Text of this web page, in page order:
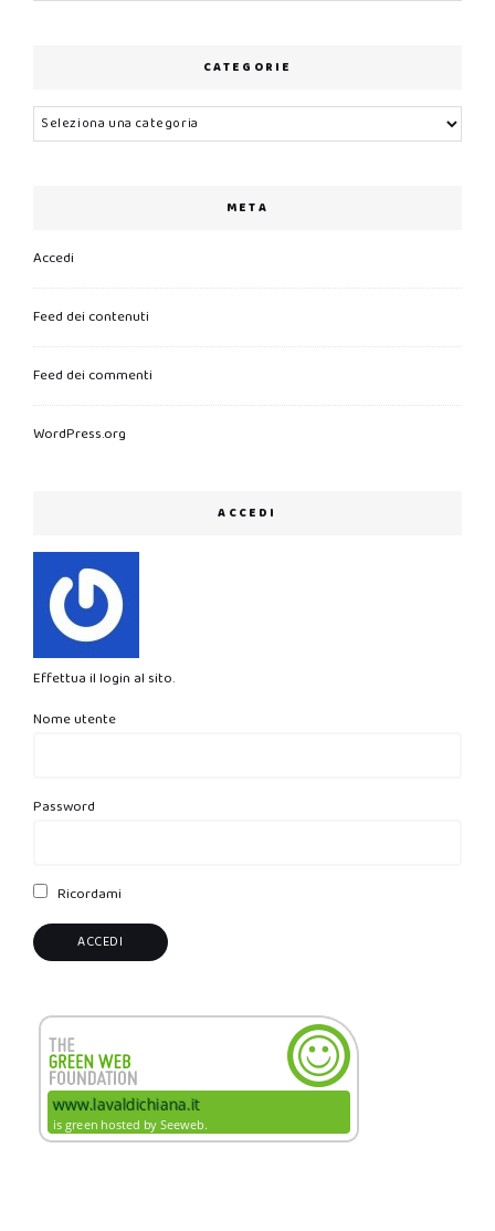
CATEGORIE
Categorie
META
Accedi
Feed dei contenuti
Feed dei commenti
WordPress.org
ACCEDI
Effettua il login al sito.
Nome utente
Password
Ricordami